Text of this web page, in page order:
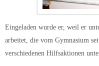
Eingeladen wurde er, weil er
arbeitet, die vom Gymnasium
verschiedenen Hilfsaktionen